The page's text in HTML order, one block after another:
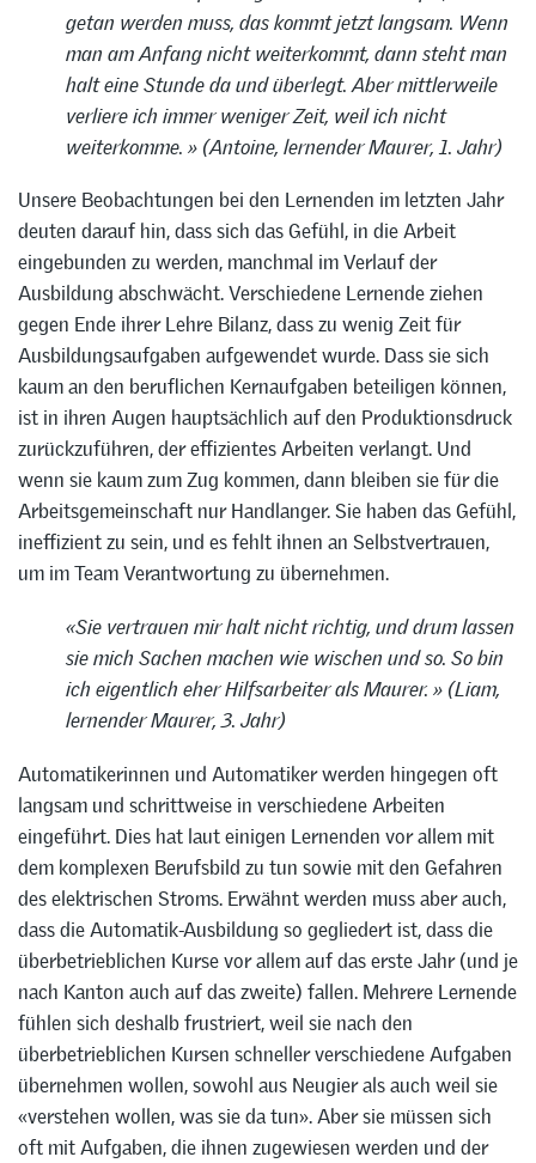
getan werden muss, das kommt jetzt langsam. Wenn
man am Anfang nicht weiterkommt, dann steht man
halt eine Stunde da und überlegt. Aber mittlerweile
verliere ich immer weniger Zeit, weil ich nicht
weiterkomme. » (Antoine, lernender Maurer, 1. Jahr)
Unsere Beobachtungen bei den Lernenden im letzten Jahr
deuten darauf hin, dass sich das Gefühl, in die Arbeit
eingebunden zu werden, manchmal im Verlauf der
Ausbildung abschwächt. Verschiedene Lernende ziehen
gegen Ende ihrer Lehre Bilanz, dass zu wenig Zeit für
Ausbildungsaufgaben aufgewendet wurde. Dass sie sich
kaum an den beruflichen Kernaufgaben beteiligen können,
ist in ihren Augen hauptsächlich auf den Produktionsdruck
zurückzuführen, der effizientes Arbeiten verlangt. Und
wenn sie kaum zum Zug kommen, dann bleiben sie für die
Arbeitsgemeinschaft nur Handlanger. Sie haben das Gefühl,
ineffizient zu sein, und es fehlt ihnen an Selbstvertrauen,
um im Team Verantwortung zu übernehmen.
«Sie vertrauen mir halt nicht richtig, und drum lassen
sie mich Sachen machen wie wischen und so. So bin
ich eigentlich eher Hilfsarbeiter als Maurer. » (Liam,
lernender Maurer, 3. Jahr)
Automatikerinnen und Automatiker werden hingegen oft
langsam und schrittweise in verschiedene Arbeiten
eingeführt. Dies hat laut einigen Lernenden vor allem mit
dem komplexen Berufsbild zu tun sowie mit den Gefahren
des elektrischen Stroms. Erwähnt werden muss aber auch,
dass die Automatik-Ausbildung so gegliedert ist, dass die
überbetrieblichen Kurse vor allem auf das erste Jahr (und je
nach Kanton auch auf das zweite) fallen. Mehrere Lernende
fühlen sich deshalb frustriert, weil sie nach den
überbetrieblichen Kursen schneller verschiedene Aufgaben
übernehmen wollen, sowohl aus Neugier als auch weil sie
«verstehen wollen, was sie da tun». Aber sie müssen sich
oft mit Aufgaben, die ihnen zugewiesen werden und der